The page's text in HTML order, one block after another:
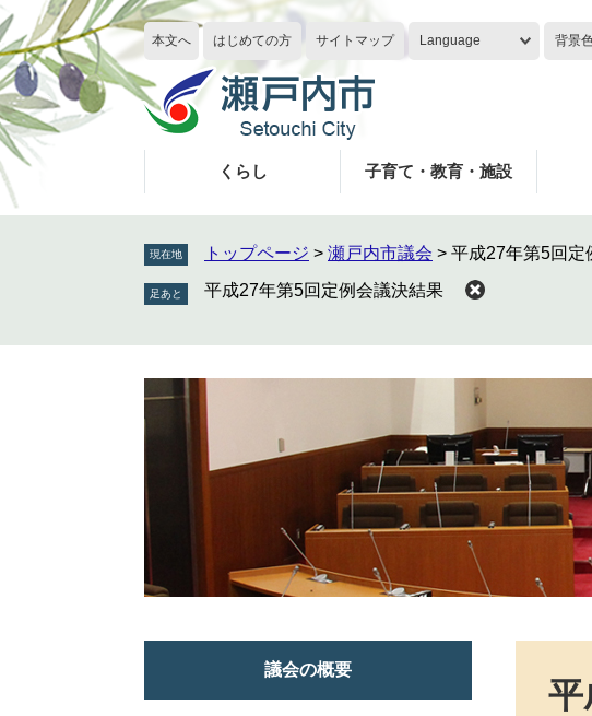
ペ
ー
ジ
の
先
頭
で
す
メ
ニ
ュ
ー
を
飛
ば
し
本文へ はじめての方 サイトマップ Language 背景
くらし 子育て・教育・施設
現在地 トップページ > 瀬戸内市議会 > 平成27年第5回定
平成27年第5回定例会議決結果
平
議会の概要